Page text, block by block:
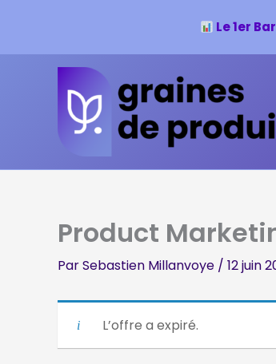
Product
ParSebastien Millanvoye / 12 juin
L’offre a expiré.
Le 1er